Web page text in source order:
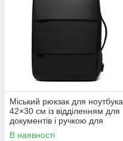
Міський рюкзак для ноутбука
42×30 см із відділенням для
документів і ручкою для
перенесення KAY
В наявності